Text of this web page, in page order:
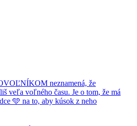
neznamená, že
veľa voľného času. Je o tom, že má
🩵 na to, aby kúsok z neho